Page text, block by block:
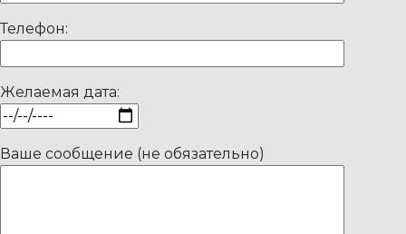
Телефон:
Желаемая дата:
Ваше сообщение (не обязательно)